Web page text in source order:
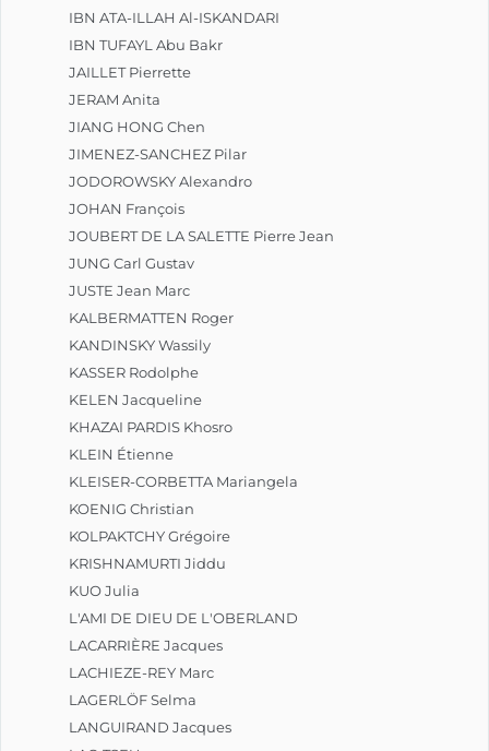
IBN ATA-ILLAH Al-ISKANDARI
IBN TUFAYL Abu Bakr
JAILLET Pierrette
JERAM Anita
JIANG HONG Chen
JIMENEZ-SANCHEZ Pilar
JODOROWSKY Alexandro
JOHAN François
JOUBERT DE LA SALETTE Pierre Jean
JUNG Carl Gustav
JUSTE Jean Marc
KALBERMATTEN Roger
KANDINSKY Wassily
KASSER Rodolphe
KELEN Jacqueline
KHAZAI PARDIS Khosro
KLEIN Étienne
KLEISER-CORBETTA Mariangela
KOENIG Christian
KOLPAKTCHY Grégoire
KRISHNAMURTI Jiddu
KUO Julia
L'AMI DE DIEU DE L'OBERLAND
LACARRIÈRE Jacques
LACHIEZE-REY Marc
LAGERLÖF Selma
LANGUIRAND Jacques